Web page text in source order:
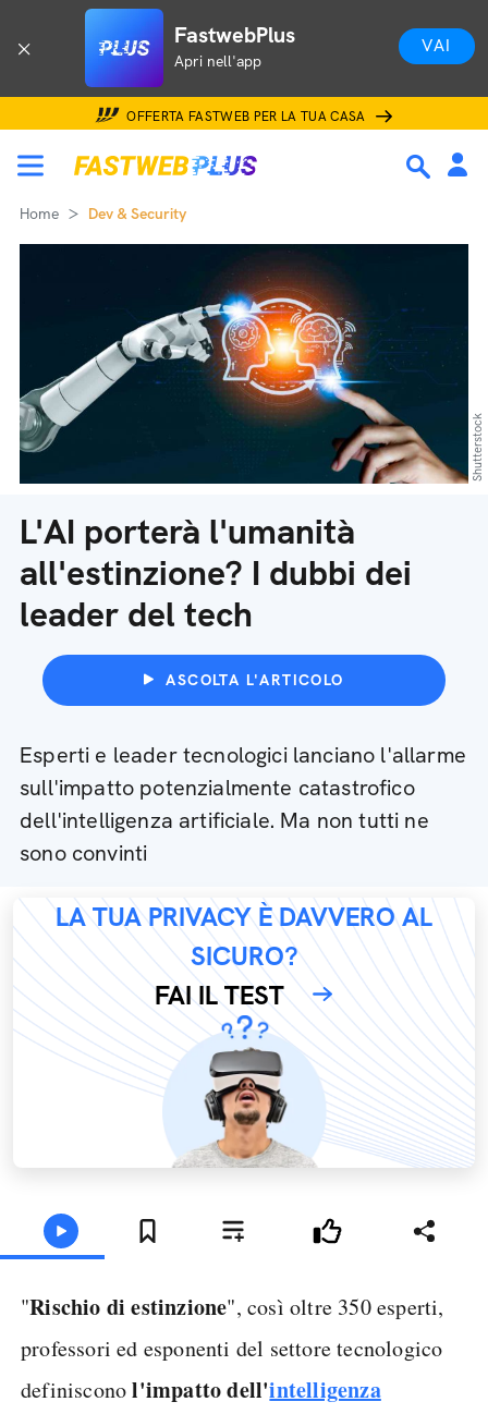
FastwebPlus
Apri nell'app
VAI
OFFERTA FASTWEB PER LA TUA CASA
Home Dev & Security
L'AI porterà l'umanità
all'estinzione? I dubbi dei
leader del tech
ASCOLTA L'ARTICOLO
Esperti e leader tecnologici lanciano l'allarme
sull'impatto potenzialmente catastrofico
dell'intelligenza artificiale. Ma non tutti ne
sono convinti
Shutterstock
LA TUA PRIVACY È DAVVERO AL
SICURO?
FAI IL TEST
"Rischio di estinzione", così oltre 350 esperti,
professori ed esponenti del settore tecnologico
definisconol'impatto dell'intelligenza